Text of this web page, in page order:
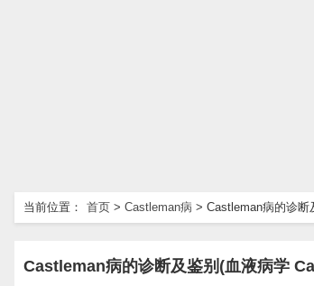
当前位置： 首页 > Castleman病 > Castleman病的诊断
Castleman病的诊断及鉴别(血液病学